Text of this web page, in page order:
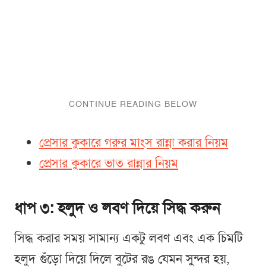
প্রেসার কুকারে গরুর মাংস রান্না করার নিয়ম
প্রেসার কুকারে ভাত রান্নার নিয়ম
ধাপ ৩: হলুদ ও লবণ দিয়ে সিদ্ধ করুন
সিদ্ধ করার সময় সামান্য একটু লবণ এবং এক চিমটি
হলুদ গুঁড়ো দিয়ে দিলে বুটের রঙ যেমন সুন্দর হয়,